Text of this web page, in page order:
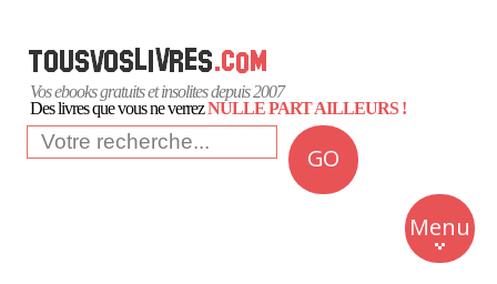
Vos ebooks gratuits et insolites depuis 2007
Des livres que vous ne verrezNULLE PART AILLEURS !
GO
Menu
Insolite
Business